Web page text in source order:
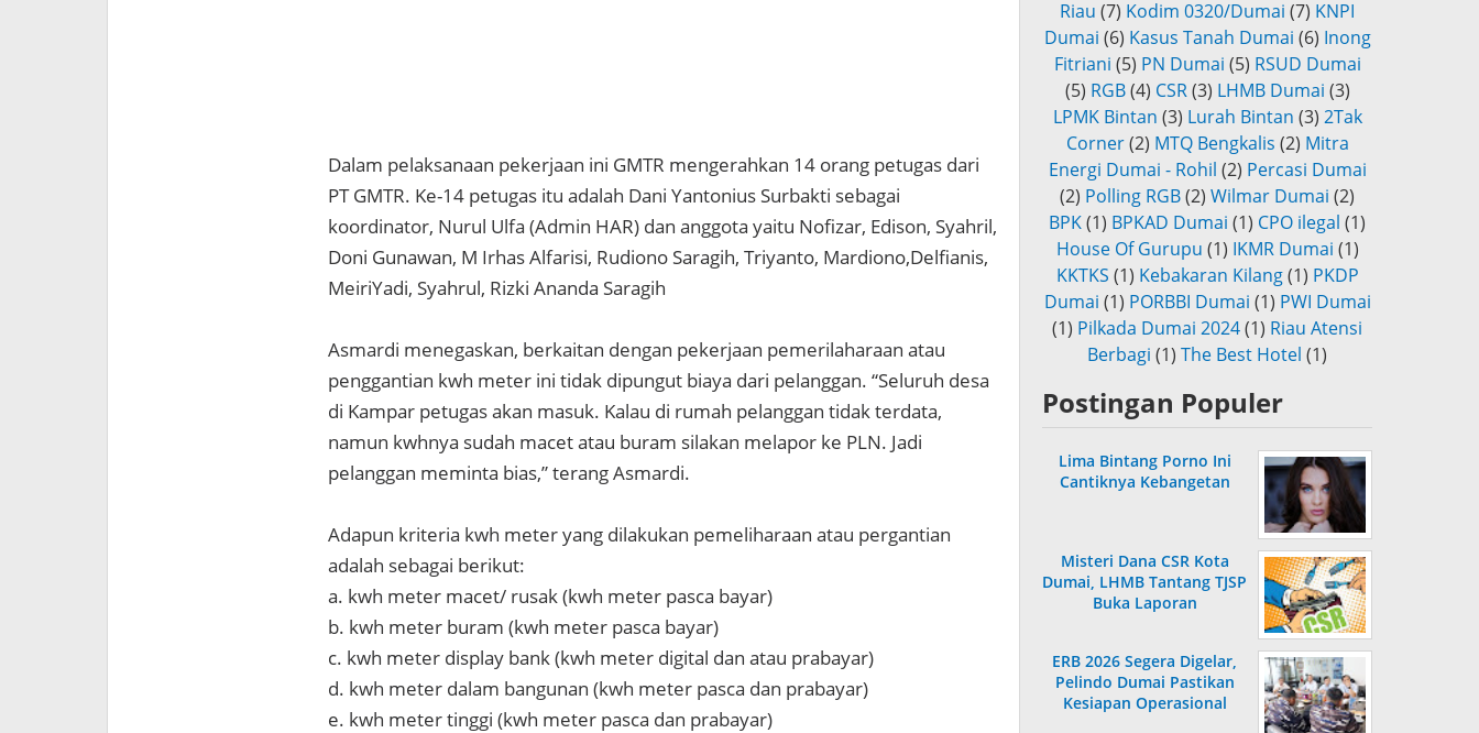
Dalam pelaksanaan pekerjaan ini GMTR mengerahkan 14 orang petugas dari
PT GMTR. Ke-14 petugas itu adalah Dani Yantonius Surbakti sebagai
koordinator, Nurul Ulfa (Admin HAR) dan anggota yaitu Nofizar, Edison, Syahril,
Doni Gunawan, M Irhas Alfarisi, Rudiono Saragih, Triyanto, Mardiono,Delfianis,
MeiriYadi, Syahrul, Rizki Ananda Saragih
Asmardi menegaskan, berkaitan dengan pekerjaan pemerilaharaan atau
penggantian kwh meter ini tidak dipungut biaya dari pelanggan. “Seluruh desa
di Kampar petugas akan masuk. Kalau di rumah pelanggan tidak terdata,
namun kwhnya sudah macet atau buram silakan melapor ke PLN. Jadi
pelanggan meminta bias,” terang Asmardi.
Adapun kriteria kwh meter yang dilakukan pemeliharaan atau pergantian
adalah sebagai berikut:
a. kwh meter macet/ rusak (kwh meter pasca bayar)
b. kwh meter buram (kwh meter pasca bayar)
c. kwh meter display bank (kwh meter digital dan atau prabayar)
d. kwh meter dalam bangunan (kwh meter pasca dan prabayar)
e. kwh meter tinggi (kwh meter pasca dan prabayar)
Riau (7) Kodim 0320/Dumai (7) KNPI
Dumai (6) Kasus Tanah Dumai (6) Inong
Fitriani (5) PN Dumai (5) RSUD Dumai
(5) RGB (4) CSR (3) LHMB Dumai (3)
LPMK Bintan (3) Lurah Bintan (3) 2Tak
Corner (2) MTQ Bengkalis (2) Mitra
Energi Dumai - Rohil (2) Percasi Dumai
(2) Polling RGB(2) Wilmar Dumai (2)
BPK(1) BPKAD Dumai (1) CPO ilegal (1)
House Of Gurupu (1) IKMR Dumai (1)
KKTKS (1) Kebakaran Kilang (1) PKDP
Dumai (1) PORBBI Dumai (1) PWI Dumai
(1) Pilkada Dumai 2024(1) Riau Atensi
Berbagi (1) The Best Hotel (1)
Postingan Populer
Lima Bintang Porno Ini
Cantiknya Kebangetan
Misteri Dana CSR Kota
Dumai, LHMB Tantang TJSP
Buka Laporan
ERB 2026 Segera Digelar,
Pelindo Dumai Pastikan
Kesiapan Operasional